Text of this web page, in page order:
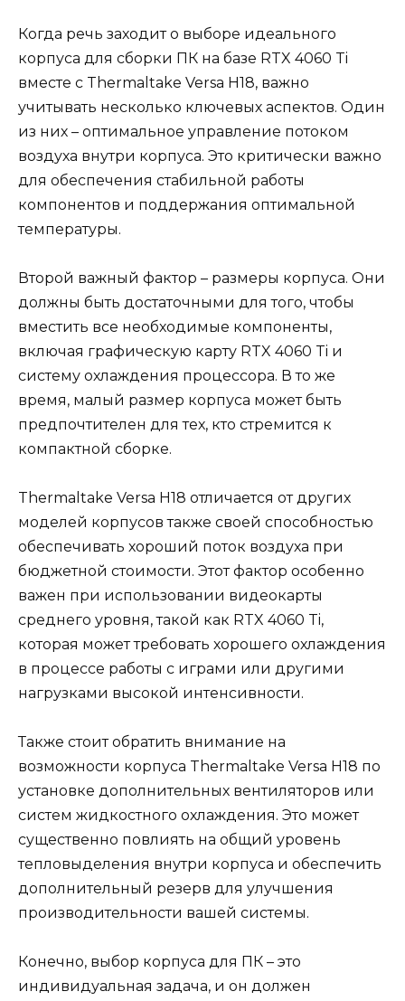
Когда речь заходит о выборе идеального
корпуса для сборки ПК на базе RTX 4060 Ti
вместе с Thermaltake Versa H18, важно
учитывать несколько ключевых аспектов. Один
из них – оптимальное управление потоком
воздуха внутри корпуса. Это критически важно
для обеспечения стабильной работы
компонентов и поддержания оптимальной
температуры.
Второй важный фактор – размеры корпуса. Они
должны быть достаточными для того, чтобы
вместить все необходимые компоненты,
включая графическую карту RTX 4060 Ti и
систему охлаждения процессора. В то же
время, малый размер корпуса может быть
предпочтителен для тех, кто стремится к
компактной сборке.
Thermaltake Versa H18 отличается от других
моделей корпусов также своей способностью
обеспечивать хороший поток воздуха при
бюджетной стоимости. Этот фактор особенно
важен при использовании видеокарты
среднего уровня, такой как RTX 4060 Ti,
которая может требовать хорошего охлаждения
в процессе работы с играми или другими
нагрузками высокой интенсивности.
Также стоит обратить внимание на
возможности корпуса Thermaltake Versa H18 по
установке дополнительных вентиляторов или
систем жидкостного охлаждения. Это может
существенно повлиять на общий уровень
тепловыделения внутри корпуса и обеспечить
дополнительный резерв для улучшения
производительности вашей системы.
Конечно, выбор корпуса для ПК – это
индивидуальная задача, и он должен